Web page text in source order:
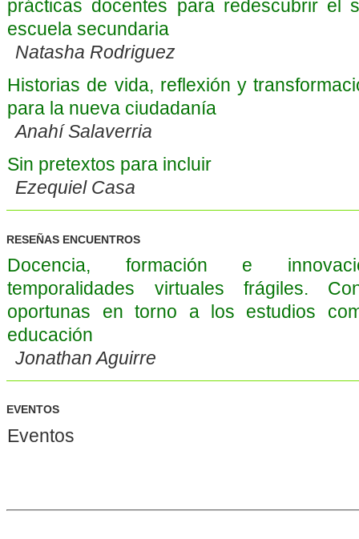
prácticas docentes para redescubrir el
escuela secundaria
Natasha Rodriguez
Historias de vida, reflexión y
para la nueva ciudadanía
Anahí Salaverria
Sin pretextos para incluir
Ezequiel Casa
RESEÑAS ENCUENTROS
Docencia, formación e
temporalidades virtuales frágiles.
oportunas en torno a los estudios
educación
Jonathan Aguirre
EVENTOS
Eventos